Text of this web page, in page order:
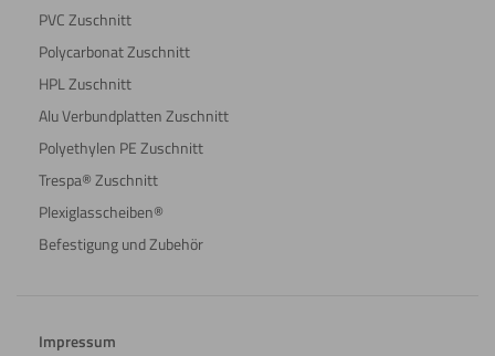
PVC Zuschnitt
Polycarbonat Zuschnitt
HPL Zuschnitt
Alu Verbundplatten Zuschnitt
Polyethylen PE Zuschnitt
Trespa® Zuschnitt
Plexiglasscheiben®
Befestigung und Zubehör
Impressum